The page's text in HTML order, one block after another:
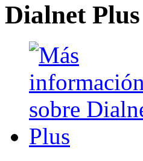
Dialnet Plus